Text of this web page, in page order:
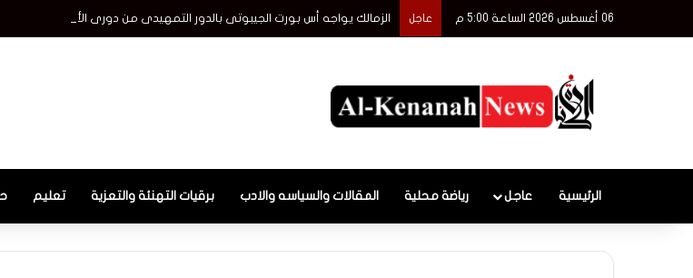
06 أغسطس 2026 الساعة 5:00 م عاجل الزمالك يواجه أس بورت الجيبوتى بالدور التمهيدى من دورى الأبطال
الرئيسية عاجل رياضة محلية المقالات والسياسه والادب برقيات التهنئة والتعزية تعليم